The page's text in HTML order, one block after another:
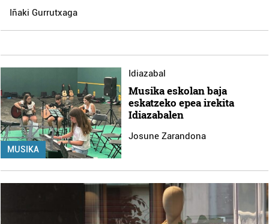
Iñaki Gurrutxaga
MUSIKA
Idiazabal
Musika eskolan baja
eskatzeko epea irekita
Idiazabalen
Josune Zarandona